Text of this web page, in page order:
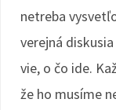
netreba
verejná
vie, o čo ide.
že ho musíme